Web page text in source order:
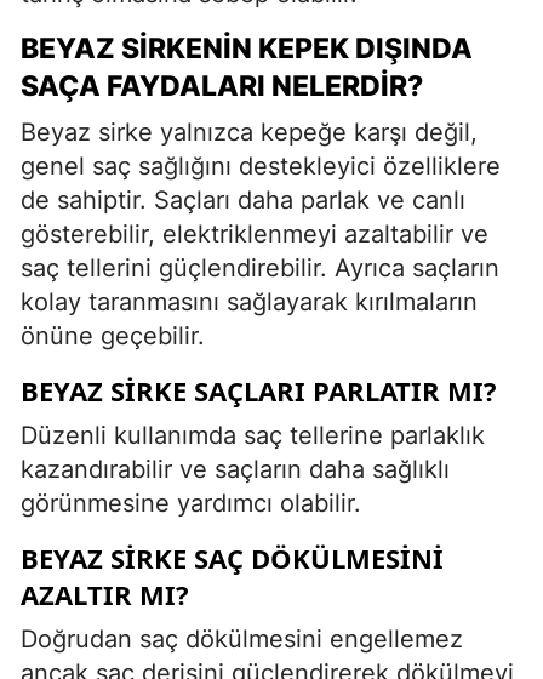
BEYAZ SIRKENIN KEPEK DIŞINDA
SAÇA FAYDALARI NELERDIR?
Beyaz sirke yalnızca kepeğe karşı değil,
genel saç sağlığını destekleyici özelliklere
de sahiptir. Saçları daha parlak ve canlı
gösterebilir, elektriklenmeyi azaltabilir ve
saç tellerini güçlendirebilir. Ayrıca saçların
kolay taranmasını sağlayarak kırılmaların
önüne geçebilir.
BEYAZ SIRKE SAÇLARI PARLATIR MI?
Düzenli kullanımda saç tellerine parlaklık
kazandırabilir ve saçların daha sağlıklı
görünmesine yardımcı olabilir.
BEYAZ SIRKE SAÇ DÖKÜLMESINI
AZALTIR MI?
Doğrudan saç dökülmesini engellemez
ancak saç derisini güçlendirerek dökülmeyi